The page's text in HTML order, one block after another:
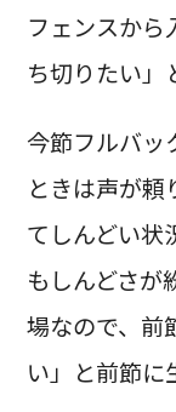
フェンスから
ち切りたい」
今節フルバッ
ときは声が
てしんどい状
もしんどさが
場なので、前
い」と前節に